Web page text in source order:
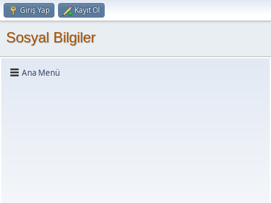
Giriş Yap Kayıt Ol
Sosyal Bilgiler
Ana Menü